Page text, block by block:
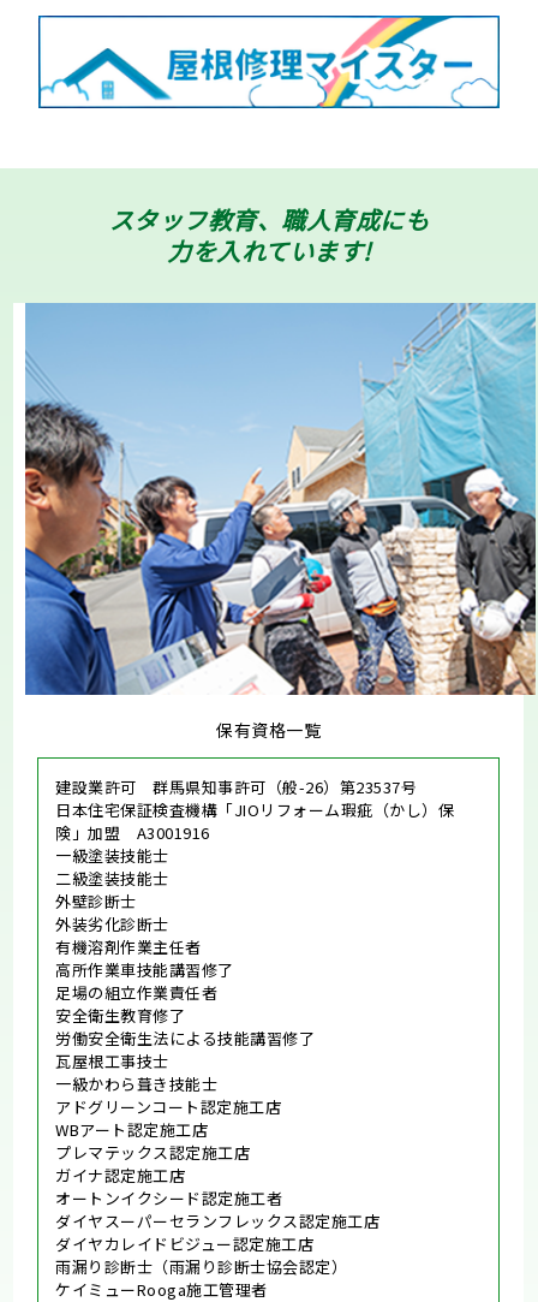
スタッフ教育、職人育成にも
力を入れています!
保有資格一覧
建設業許可 群馬県知事許可（般-26）第23537号
日本住宅保証検査機構「JIOリフォーム瑕疵（かし）保
険」加盟 A3001916
一級塗装技能士
二級塗装技能士
外壁診断士
外装劣化診断士
有機溶剤作業主任者
高所作業車技能講習修了
足場の組立作業責任者
安全衛生教育修了
労働安全衛生法による技能講習修了
瓦屋根工事技士
一級かわら葺き技能士
アドグリーンコート認定施工店
WBアート認定施工店
プレマテックス認定施工店
ガイナ認定施工店
オートンイクシード認定施工者
ダイヤスーパーセランフレックス認定施工店
ダイヤカレイドビジュー認定施工店
雨漏り診断士（雨漏り診断士協会認定）
ケイミューRooga施工管理者